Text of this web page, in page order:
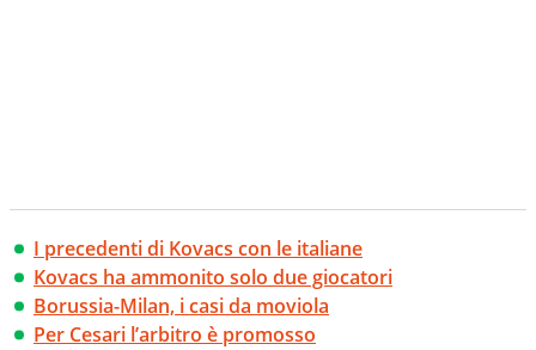
I precedenti di Kovacs con le italiane
Kovacs ha ammonito solo due giocatori
Borussia-Milan, i casi da moviola
Per Cesari l’arbitro è promosso